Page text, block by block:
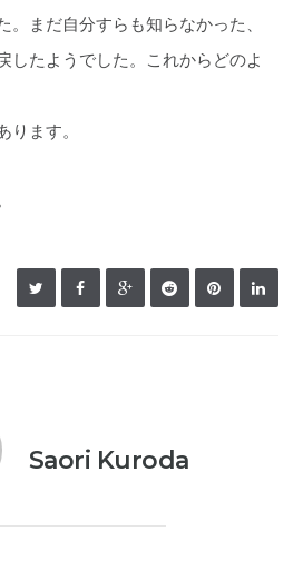
。まだ自分すらも知らなかった、
したようでした。これからどのよ
ります。
Saori Kuroda